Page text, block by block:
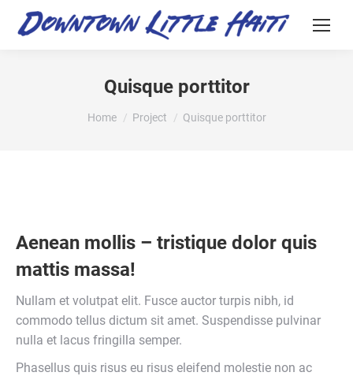
Quisque porttitor
You are here:
Home Project Quisque porttitor
Aenean mollis – tristique dolor quis
mattis massa!
Nullam et volutpat elit. Fusce auctor turpis nibh, id
commodo tellus dictum sit amet. Suspendisse pulvinar
nulla et lacus fringilla semper.
Phasellus quis risus eu risus eleifend molestie non ac